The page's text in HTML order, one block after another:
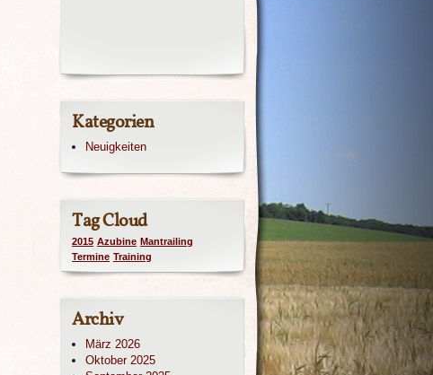
Kategorien
Neuigkeiten
Tag Cloud
2015 Azubine Mantrailing
Termine Training
Archiv
März 2026
Oktober 2025